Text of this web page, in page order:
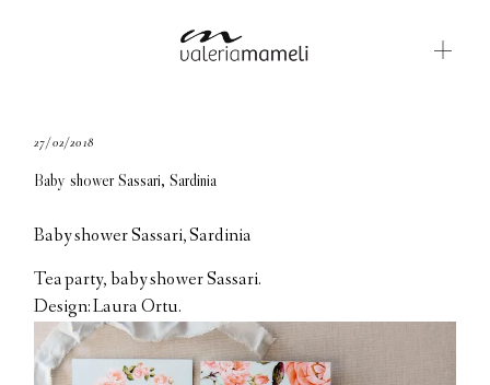
27/02/2018
Baby shower Sassari, Sardinia
Baby shower Sassari, Sardinia
Tea party, baby shower Sassari.
Design: Laura Ortu.
GALLERIE
BLOG
CONTATTI
ABOUT ME
ENGLISH